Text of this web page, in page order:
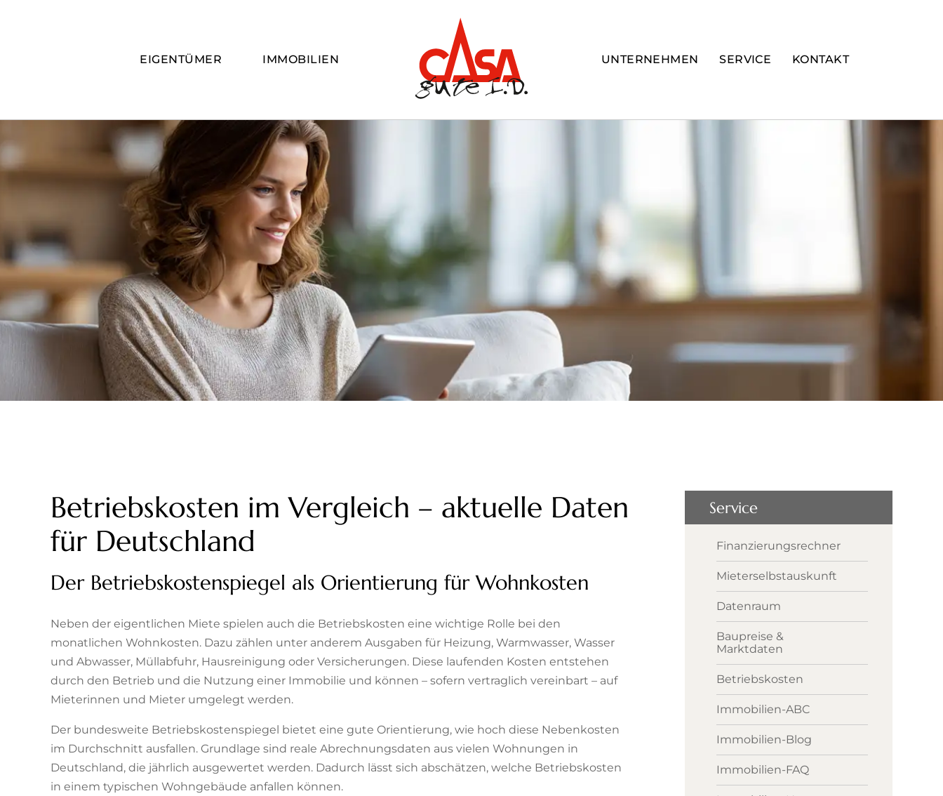
EIGENTÜMER
IMMOBILIEN UNTERNEHMEN SERVICE KONTAKT
Betriebskosten im Vergleich – aktuelle Daten
für Deutschland
Der Betriebskostenspiegel als Orientierung für Wohnkosten
Neben der eigentlichen Miete spielen auch die Betriebskosten eine wichtige Rolle bei den
monatlichen Wohnkosten. Dazu zählen unter anderem Ausgaben für Heizung, Warmwasser, Wasser
und Abwasser, Müllabfuhr, Hausreinigung oder Versicherungen. Diese laufenden Kosten entstehen
durch den Betrieb und die Nutzung einer Immobilie und können – sofern vertraglich vereinbart – auf
Mieterinnen und Mieter umgelegt werden.
Der bundesweite Betriebskostenspiegel bietet eine gute Orientierung, wie hoch diese Nebenkosten
im Durchschnitt ausfallen. Grundlage sind reale Abrechnungsdaten aus vielen Wohnungen in
Deutschland, die jährlich ausgewertet werden. Dadurch lässt sich abschätzen, welche Betriebskosten
in einem typischen Wohngebäude anfallen können.
Service
Finanzierungsrechner
Mieterselbstauskunft
Datenraum
Baupreise &
Marktdaten
Betriebskosten
Immobilien-ABC
Immobilien-Blog
Immobilien-FAQ